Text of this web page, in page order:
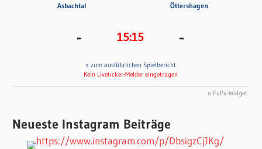
Asbachtal Öttershagen
- 15:15 -
» zum ausführlichen Spielbericht
Kein Liveticker-Melder eingetragen
© FuPa-Widget
Neueste Instagram Beiträge